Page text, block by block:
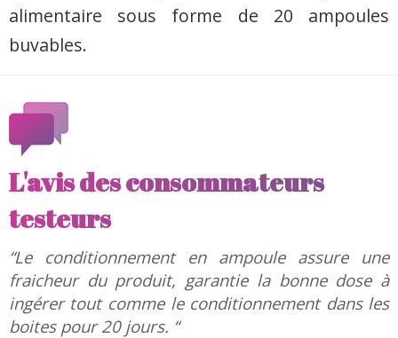
alimentaire sous forme de 20 ampoules
buvables.
L'avis des consommateurs
testeurs
“Le conditionnement en ampoule assure une
fraicheur du produit, garantie la bonne dose à
ingérer tout comme le conditionnement dans les
boites pour 20 jours. “